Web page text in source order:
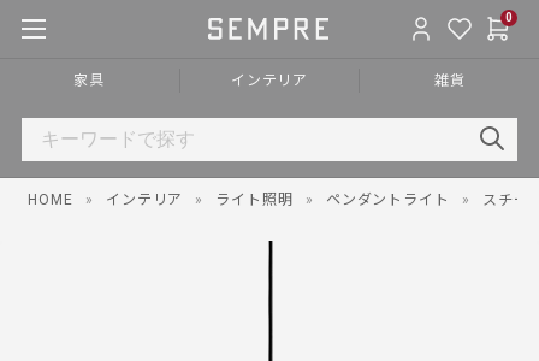
0
家具 インテリア 雑貨
HOME » インテリア » ライト照明 » ペンダントライト » スチー